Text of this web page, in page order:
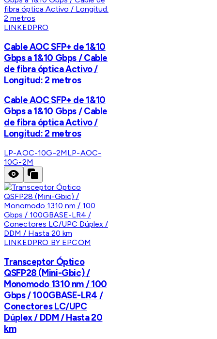
LINKEDPRO
Cable AOC SFP+ de 1&10
Gbps a 1&10 Gbps / Cable
de fibra óptica Activo /
Longitud: 2 metros
Cable AOC SFP+ de 1&10
Gbps a 1&10 Gbps / Cable
de fibra óptica Activo /
Longitud: 2 metros
LP-AOC-10G-2MLP-AOC-
10G-2M
LINKEDPRO BY EPCOM
Transceptor Óptico
QSFP28 (Mini-Gbic) /
Monomodo 1310 nm / 100
Gbps / 100GBASE-LR4 /
Conectores LC/UPC
Dúplex / DDM / Hasta 20
km